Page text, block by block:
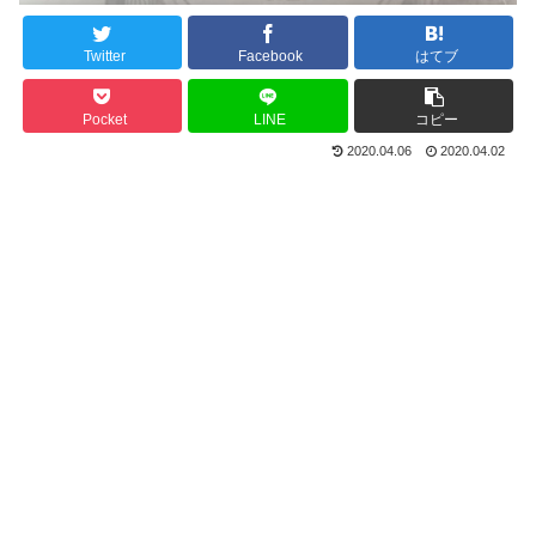
Twitter Facebook はてブ
Pocket LINE コピー
2020.04.06 2020.04.02